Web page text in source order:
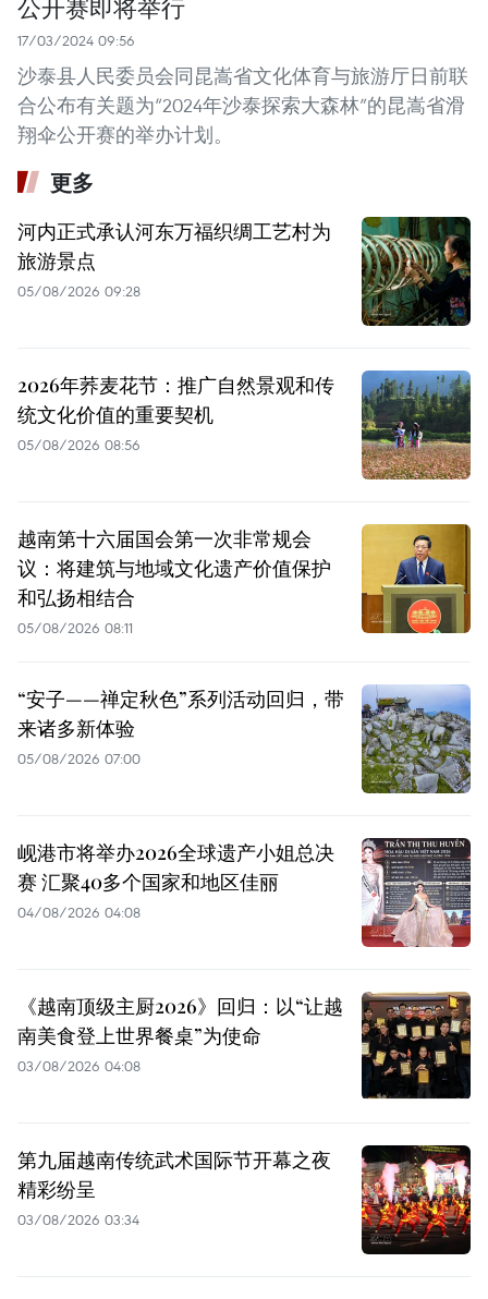
公开赛即将举行
17/03/2024 09:56
沙泰县人民委员会同昆嵩省文化体育与旅游厅日前联
合公布有关题为“2024年沙泰探索大森林”的昆嵩省滑
翔伞公开赛的举办计划。
更多
河内正式承认河东万福织绸工艺村为
旅游景点
05/08/2026 09:28
2026年荞麦花节：推广自然景观和传
统文化价值的重要契机
05/08/2026 08:56
越南第十六届国会第一次非常规会
议：将建筑与地域文化遗产价值保护
和弘扬相结合
05/08/2026 08:11
“安子——禅定秋色”系列活动回归，带
来诸多新体验
05/08/2026 07:00
岘港市将举办2026全球遗产小姐总决
赛 汇聚40多个国家和地区佳丽
04/08/2026 04:08
《越南顶级主厨2026》回归：以“让越
南美食登上世界餐桌”为使命
03/08/2026 04:08
第九届越南传统武术国际节开幕之夜
精彩纷呈
03/08/2026 03:34